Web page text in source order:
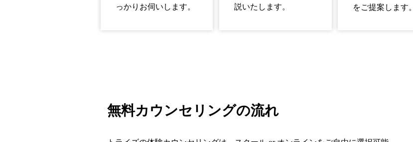
っかりお伺いします。
説いたします。
をご提案します。
無料カウンセリングの流れ